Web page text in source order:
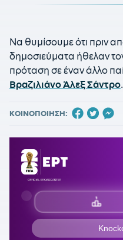
Να θυμίσουμε ότι πριν
δημοσιεύματα ήθελαν
πρόταση σε έναν άλλο
Βραζιλιάνο Άλεξ Σάντρο.
ΚΟΙΝΟΠΟΙΗΣΗ: